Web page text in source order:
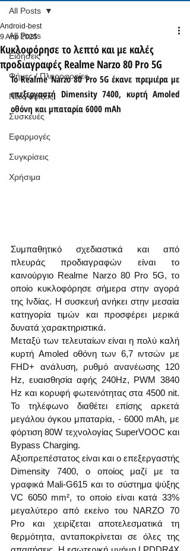
All Posts
Ειδήσεις
Φήμες / Πληροφορίες
Νέες αφίξεις
Συσκευές
Εφαρμογές
Συγκρίσεις
Χρήσιμα
All Posts
Κυκλοφόρησε το λεπτό και με καλές
προδιαγραφές Realme Narzo 80 Pro 5G
Android-best
9 Απρ 2025
Το Realme Narzo 80 Pro 5G έκανε πρεμιέρα με
επεξεργαστή Dimensity 7400, κυρτή Amoled
οθόνη και μπαταρία 6000 mAh
Συμπαθητικό σχεδιαστικά και από
πλευράς προδιαγραφών είναι το
καινούργιο Realme Narzo 80 Pro 5G, το
οποίο κυκλοφόρησε σήμερα στην αγορά
της Ινδίας. Η συσκευή ανήκει στην μεσαία
κατηγορία τιμών και προσφέρει μερικά
δυνατά χαρακτηριστικά.
Μεταξύ των τελευταίων είναι η πολύ καλή
κυρτή Amoled οθόνη των 6,7 ιντσών με
FHD+ ανάλυση, ρυθμό ανανέωσης 120
Hz, ευαισθησία αφής 240Hz, PWM 3840
Hz και κορυφή φωτεινότητας στα 4500 nit.
Το τηλέφωνο διαθέτει επίσης αρκετά
μεγάλου όγκου μπαταρία, - 6000 mAh, με
φόρτιση 80W τεχνολογίας SuperVOOC και
Bypass Charging.
Αξιοπρεπέστατος είναι και ο επεξεργαστής
Dimensity 7400, ο οποίος μαζί με τα
γραφικά Mali-G615 και το σύστημα ψύξης
VC 6050 mm², το οποίο είναι κατά 33%
μεγαλύτερο από εκείνο του NARZO 70
Pro και χειρίζεται αποτελεσματικά τη
θερμότητα, ανταποκρίνεται σε όλες της